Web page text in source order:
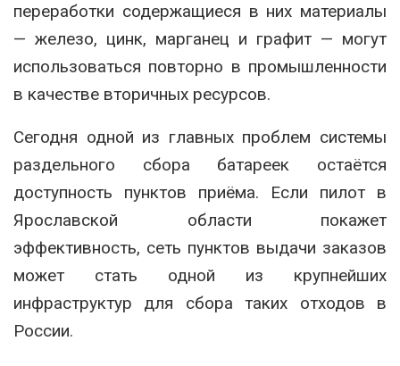
переработки содержащиеся в них материалы
— железо, цинк, марганец и графит — могут
использоваться повторно в промышленности
в качестве вторичных ресурсов.
Сегодня одной из главных проблем системы
раздельного сбора батареек остаётся
доступность пунктов приёма. Если пилот в
Ярославской области покажет
эффективность, сеть пунктов выдачи заказов
может стать одной из крупнейших
инфраструктур для сбора таких отходов в
России.